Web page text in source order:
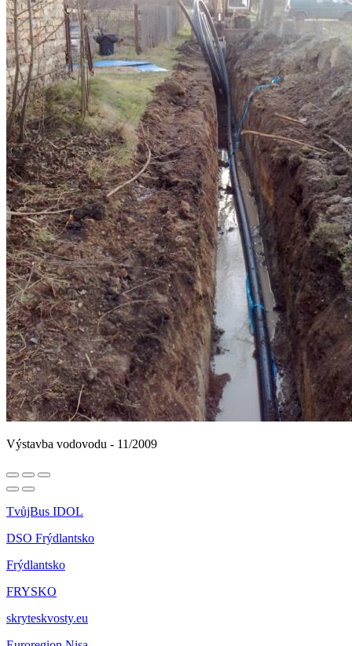
Výstavba vodovodu - 11/2009
TvůjBus IDOL
DSO Frýdlantsko
Frýdlantsko
FRYSKO
skryteskvosty.eu